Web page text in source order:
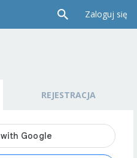
Zaloguj się
REJESTRACJA